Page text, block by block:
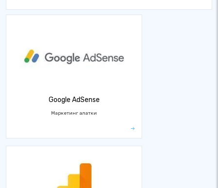
Google AdSense
Маркетинг алатки